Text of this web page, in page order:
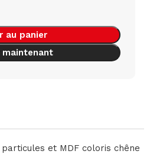
au panier
maintenant
et MDF coloris chêne